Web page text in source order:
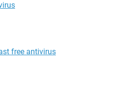
free antivirus